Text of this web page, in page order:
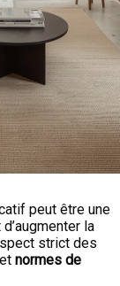
peut être une
la
strict des
normes de